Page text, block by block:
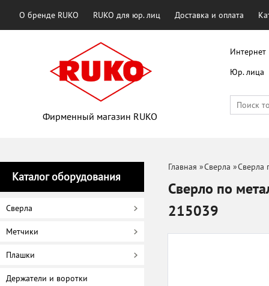
О бренде RUKO RUKO для юр. лиц Доставка и оплата
Фирменный магазин RUKO
Интернет
Юр. лица
Каталог оборудования
Сверла
Метчики
Плашки
Держатели и воротки
Главная »Сверла »Сверла
Сверло по
215039